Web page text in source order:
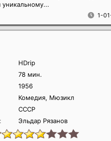
1-
уникальному...
HDrip
78 мин.
1956
Комедия, Мюзикл
СССР
Эльдар Рязанов